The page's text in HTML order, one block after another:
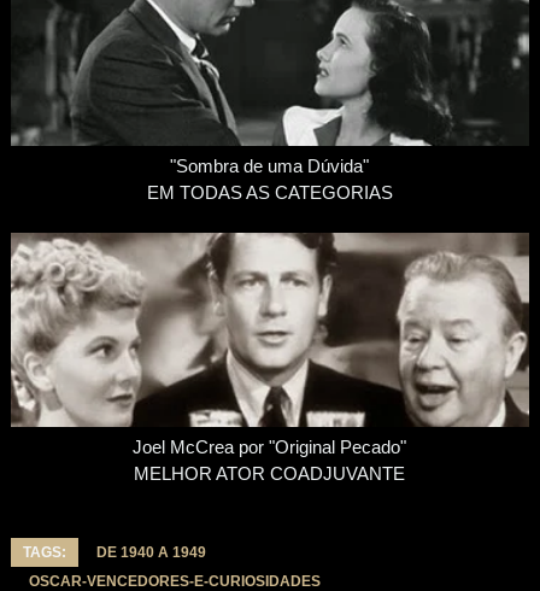
"Sombra de uma Dúvida"
EM TODAS AS CATEGORIAS
Joel McCrea por "Original Pecado"
MELHOR ATOR COADJUVANTE
TAGS:
DE 1940 A 1949
OSCAR-VENCEDORES-E-CURIOSIDADES